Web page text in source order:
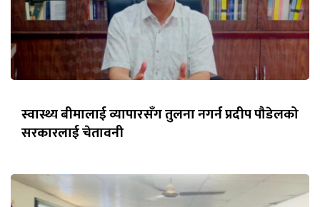
स्वास्थ्य बीमालाई व्यापारसँग तुलना नगर्न प्रदीप पौडेलको
सरकारलाई चेतावनी